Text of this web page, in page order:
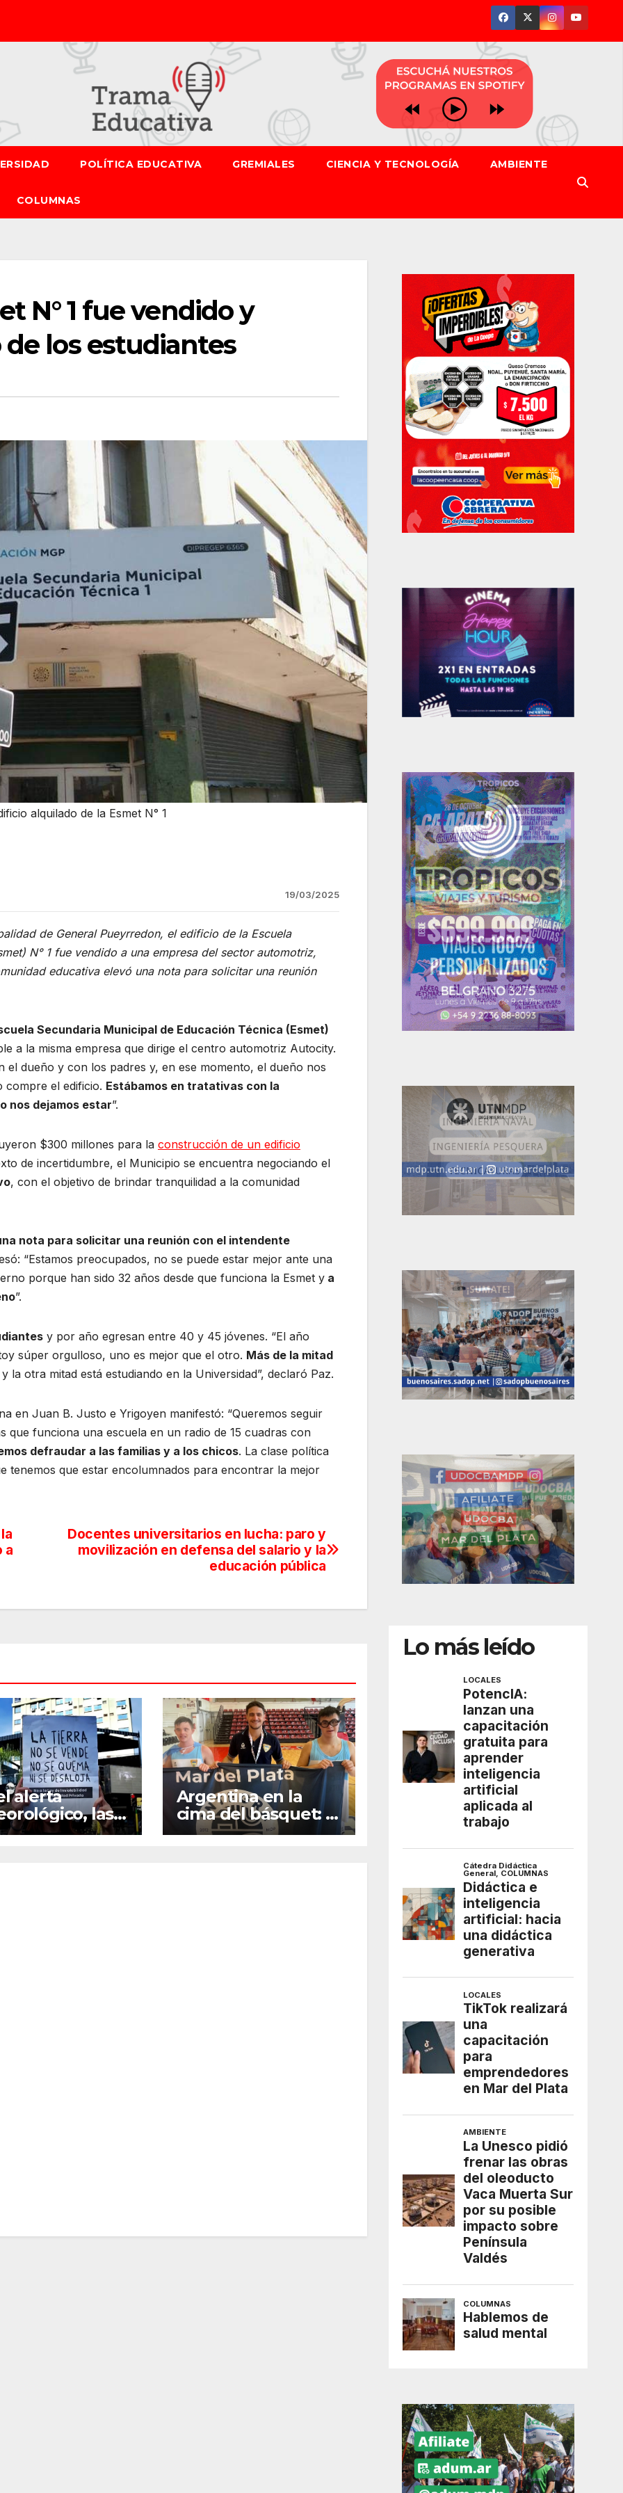
POLÍTICA EDUCATIVA GREMIALES CIENCIA Y TECNOLOGÍA AMBIENTE
COLUMNAS
N° 1 fue vendido y
los estudiantes
alquilado de la Esmet N° 1
19/03/2025
de General Pueyrredon, el edificio de la Escuela
N° 1 fue vendido a una empresa del sector automotriz,
educativa elevó una nota para solicitar una reunión
Secundaria Municipal de Educación Técnica (Esmet)
a la misma empresa que dirige el centro automotriz Autocity.
el dueño y con los padres y, en ese momento, el dueño nos
compre el edificio. Estábamos en tratativas con la
nos dejamos estar”.
$300 millones para la construcción de un edificio
de incertidumbre, el Municipio se encuentra negociando el
, con el objetivo de brindar tranquilidad a la comunidad
nota para solicitar una reunión con el intendente
“Estamos preocupados, no se puede estar mejor ante una
porque han sido 32 años desde que funciona la Esmet y a
”.
y por año egresan entre 40 y 45 jóvenes. “El año
súper orgulloso, uno es mejor que el otro. Más de la mitad
y la otra mitad está estudiando en la Universidad”, declaró Paz.
en Juan B. Justo e Yrigoyen manifestó: “Queremos seguir
que funciona una escuela en un radio de 15 cuadras con
defraudar a las familias y a los chicos. La clase política
tenemos que estar encolumnados para encontrar la mejor
Docentes universitarios en lucha: paro y
movilización en defensa del salario y la
educación pública
a
alerta
las
sindicales
Argentina en la
cima del básquet: el
camino invicto, el
Lo más leído